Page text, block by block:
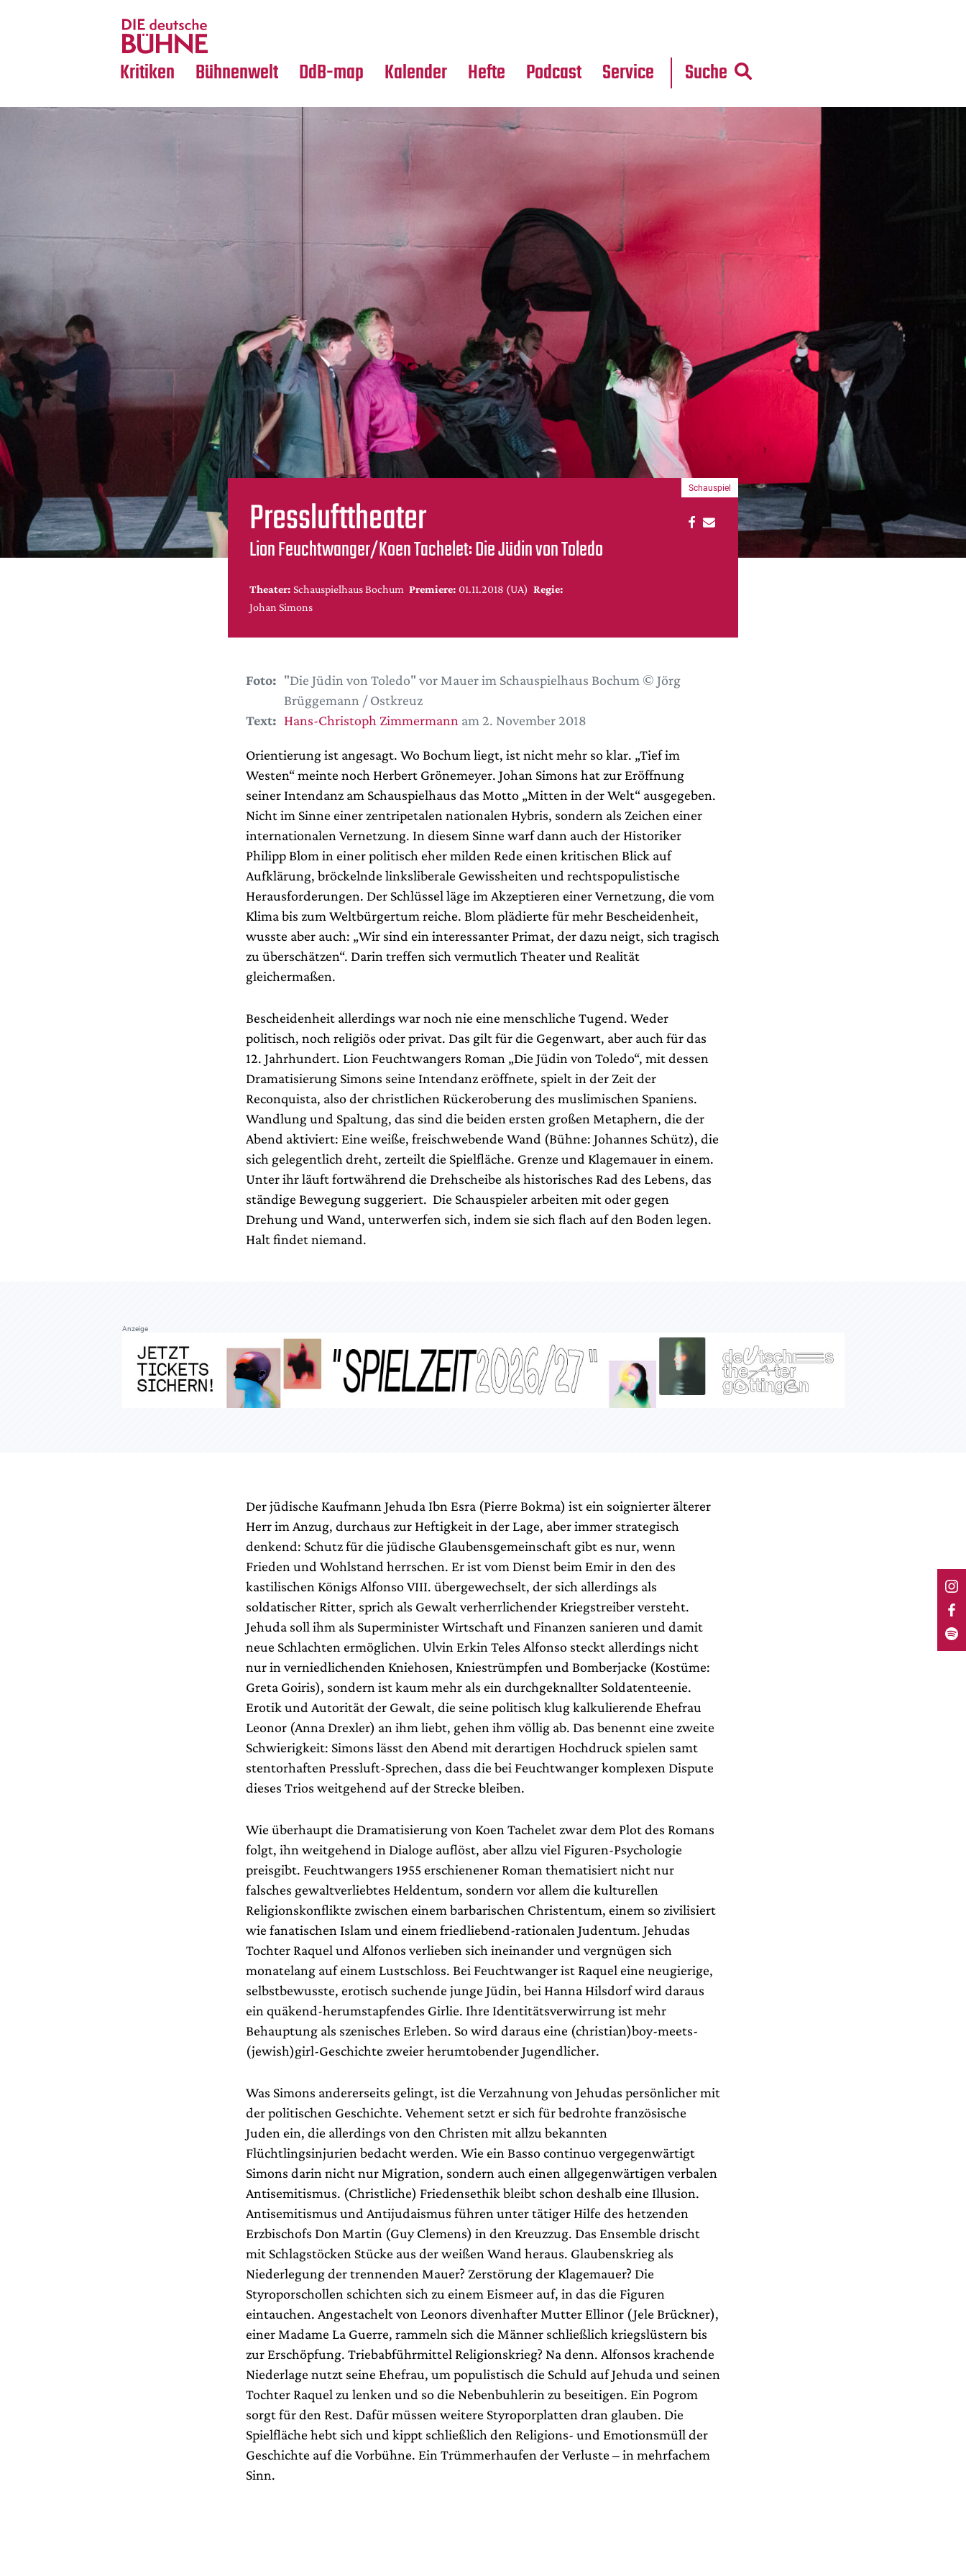
Kritiken
Crossover
Bühnenwelt
Medientipps
DdB-map Kalender Hefte Podcast Service Suche
Presslufttheater
Lion Feuchtwanger/Koen Tachelet: Die Jüdin von Toledo
Theater: Schauspielhaus Bochum Premiere: 01.11.2018 (UA) Regie:
Johan Simons
Schauspiel
Foto: "Die Jüdin von Toledo" vor Mauer im Schauspielhaus Bochum © Jörg
Brüggemann / Ostkreuz
Text: Hans-Christoph Zimmermann am 2. November 2018
Orientierung ist angesagt. Wo Bochum liegt, ist nicht mehr so klar. „Tief im
Westen“ meinte noch Herbert Grönemeyer. Johan Simons hat zur Eröffnung
seiner Intendanz am Schauspielhaus das Motto „Mitten in der Welt“ ausgegeben.
Nicht im Sinne einer zentripetalen nationalen Hybris, sondern als Zeichen einer
internationalen Vernetzung. In diesem Sinne warf dann auch der Historiker
Philipp Blom in einer politisch eher milden Rede einen kritischen Blick auf
Aufklärung, bröckelnde linksliberale Gewissheiten und rechtspopulistische
Herausforderungen. Der Schlüssel läge im Akzeptieren einer Vernetzung, die vom
Klima bis zum Weltbürgertum reiche. Blom plädierte für mehr Bescheidenheit,
wusste aber auch: „Wir sind ein interessanter Primat, der dazu neigt, sich tragisch
zu überschätzen“. Darin treffen sich vermutlich Theater und Realität
gleichermaßen.
Bescheidenheit allerdings war noch nie eine menschliche Tugend. Weder
politisch, noch religiös oder privat. Das gilt für die Gegenwart, aber auch für das
12. Jahrhundert. Lion Feuchtwangers Roman „Die Jüdin von Toledo“, mit dessen
Dramatisierung Simons seine Intendanz eröffnete, spielt in der Zeit der
Reconquista, also der christlichen Rückeroberung des muslimischen Spaniens.
Wandlung und Spaltung, das sind die beiden ersten großen Metaphern, die der
Abend aktiviert: Eine weiße, freischwebende Wand (Bühne: Johannes Schütz), die
sich gelegentlich dreht, zerteilt die Spielfläche. Grenze und Klagemauer in einem.
Unter ihr läuft fortwährend die Drehscheibe als historisches Rad des Lebens, das
ständige Bewegung suggeriert. Die Schauspieler arbeiten mit oder gegen
Drehung und Wand, unterwerfen sich, indem sie sich flach auf den Boden legen.
Halt findet niemand.
Anzeige
Der jüdische Kaufmann Jehuda Ibn Esra (Pierre Bokma) ist ein soignierter älterer
Herr im Anzug, durchaus zur Heftigkeit in der Lage, aber immer strategisch
denkend: Schutz für die jüdische Glaubensgemeinschaft gibt es nur, wenn
Frieden und Wohlstand herrschen. Er ist vom Dienst beim Emir in den des
kastilischen Königs Alfonso VIII. übergewechselt, der sich allerdings als
soldatischer Ritter, sprich als Gewalt verherrlichender Kriegstreiber versteht.
Jehuda soll ihm als Superminister Wirtschaft und Finanzen sanieren und damit
neue Schlachten ermöglichen. Ulvin Erkin Teles Alfonso steckt allerdings nicht
nur in verniedlichenden Kniehosen, Kniestrümpfen und Bomberjacke (Kostüme:
Greta Goiris), sondern ist kaum mehr als ein durchgeknallter Soldatenteenie.
Erotik und Autorität der Gewalt, die seine politisch klug kalkulierende Ehefrau
Leonor (Anna Drexler) an ihm liebt, gehen ihm völlig ab. Das benennt eine zweite
Schwierigkeit: Simons lässt den Abend mit derartigen Hochdruck spielen samt
stentorhaften Pressluft-Sprechen, dass die bei Feuchtwanger komplexen Dispute
dieses Trios weitgehend auf der Strecke bleiben.
Wie überhaupt die Dramatisierung von Koen Tachelet zwar dem Plot des Romans
folgt, ihn weitgehend in Dialoge auflöst, aber allzu viel Figuren-Psychologie
preisgibt. Feuchtwangers 1955 erschienener Roman thematisiert nicht nur
falsches gewaltverliebtes Heldentum, sondern vor allem die kulturellen
Religionskonflikte zwischen einem barbarischen Christentum, einem so zivilisiert
wie fanatischen Islam und einem friedliebend-rationalen Judentum. Jehudas
Tochter Raquel und Alfonos verlieben sich ineinander und vergnügen sich
monatelang auf einem Lustschloss. Bei Feuchtwanger ist Raquel eine neugierige,
selbstbewusste, erotisch suchende junge Jüdin, bei Hanna Hilsdorf wird daraus
ein quäkend-herumstapfendes Girlie. Ihre Identitätsverwirrung ist mehr
Behauptung als szenisches Erleben. So wird daraus eine (christian)boy-meets-
(jewish)girl-Geschichte zweier herumtobender Jugendlicher.
Was Simons andererseits gelingt, ist die Verzahnung von Jehudas persönlicher mit
der politischen Geschichte. Vehement setzt er sich für bedrohte französische
Juden ein, die allerdings von den Christen mit allzu bekannten
Flüchtlingsinjurien bedacht werden. Wie ein Basso continuo vergegenwärtigt
Simons darin nicht nur Migration, sondern auch einen allgegenwärtigen verbalen
Antisemitismus. (Christliche) Friedensethik bleibt schon deshalb eine Illusion.
Antisemitismus und Antijudaismus führen unter tätiger Hilfe des hetzenden
Erzbischofs Don Martin (Guy Clemens) in den Kreuzzug. Das Ensemble drischt
mit Schlagstöcken Stücke aus der weißen Wand heraus. Glaubenskrieg als
Niederlegung der trennenden Mauer? Zerstörung der Klagemauer? Die
Styroporschollen schichten sich zu einem Eismeer auf, in das die Figuren
eintauchen. Angestachelt von Leonors divenhafter Mutter Ellinor (Jele Brückner),
einer Madame La Guerre, rammeln sich die Männer schließlich kriegslüstern bis
zur Erschöpfung. Triebabführmittel Religionskrieg? Na denn. Alfonsos krachende
Niederlage nutzt seine Ehefrau, um populistisch die Schuld auf Jehuda und seinen
Tochter Raquel zu lenken und so die Nebenbuhlerin zu beseitigen. Ein Pogrom
sorgt für den Rest. Dafür müssen weitere Styroporplatten dran glauben. Die
Spielfläche hebt sich und kippt schließlich den Religions- und Emotionsmüll der
Geschichte auf die Vorbühne. Ein Trümmerhaufen der Verluste – in mehrfachem
Sinn.